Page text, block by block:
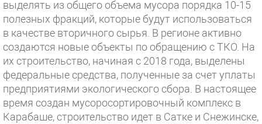
выделять из общего объема мусора порядка 10-15
полезных фракций, которые будут использоваться
в качестве вторичного сырья. В регионе активно
создаются новые объекты по обращению с ТКО. На
их строительство, начиная с 2018 года, выделены
федеральные средства, полученные за счет уплаты
предприятиями экологического сбора. В настоящее
время создан мусоросортировочный комплекс в
Карабаше, строительство идет в Сатке и Снежинске,